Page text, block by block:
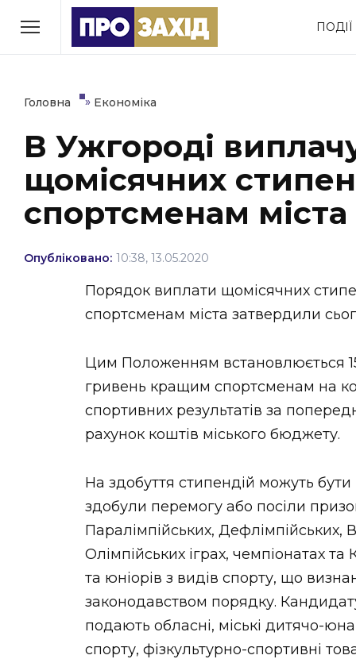
ПОДІЇ
РУБРИКИ
Економіка
Політика Соціум
Втрачений Ужгород
(відеоверсія)
ЗАКАРПАТСЬКІ НОВИНИ
НОВИНИ ЗАХІДНОЇ УКРАЇНИ
ВІДЕО
Головна » Економіка
В Ужгороді
щомісячних
спортсменам міста
Опубліковано: 10:38, 13.05.2020
Порядок виплати щомісячних
спортсменам міста затвердили
Цим Положенням встановлюється
гривень кращим спортсменам на
спортивних результатів за
рахунок коштів міського бюджету.
На здобуття стипендій можуть
здобули перемогу або посіли
Паралімпійських, Дефлімпійських,
Олімпійських іграх, чемпіонатах
та юніорів з видів спорту, що
законодавством порядку.
подають обласні, міські дитячо-
спорту, фізкультурно-спортивні